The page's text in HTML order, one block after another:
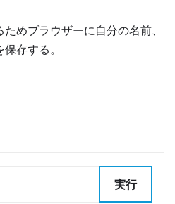
めブラウザーに自分の名前、
存する。
実行